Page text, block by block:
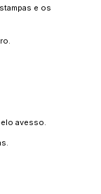
e os
avesso.